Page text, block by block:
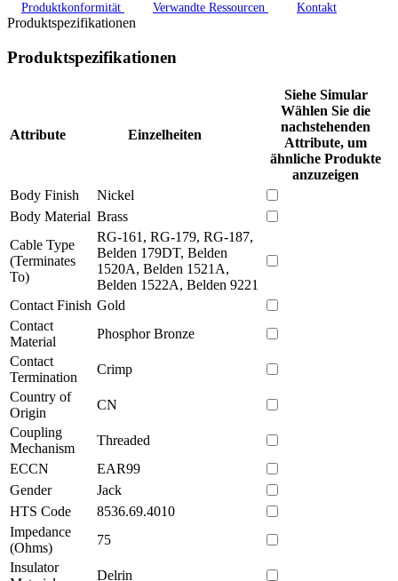
Produktkonformität
Verwandte Ressourcen Kontakt
Produktspezifikationen
Produktspezifikationen
Attribute Einzelheiten
Siehe Simular
Wählen Sie die
nachstehenden
Attribute, um
ähnliche Produkte
anzuzeigen
Body Finish
Nickel
Body Material Brass
Cable Type
(Terminates
To)
RG-161, RG-179, RG-187,
Belden 179DT, Belden
1520A, Belden 1521A,
Belden 1522A, Belden 9221
Contact Finish Gold
Contact
Material
Phosphor Bronze
Contact
Termination
Crimp
Country of
Origin
CN
Coupling
Mechanism
Threaded
ECCN
EAR99
Gender
Jack
HTS Code
8536.69.4010
Impedance
(Ohms)
75
Insulator
Delrin